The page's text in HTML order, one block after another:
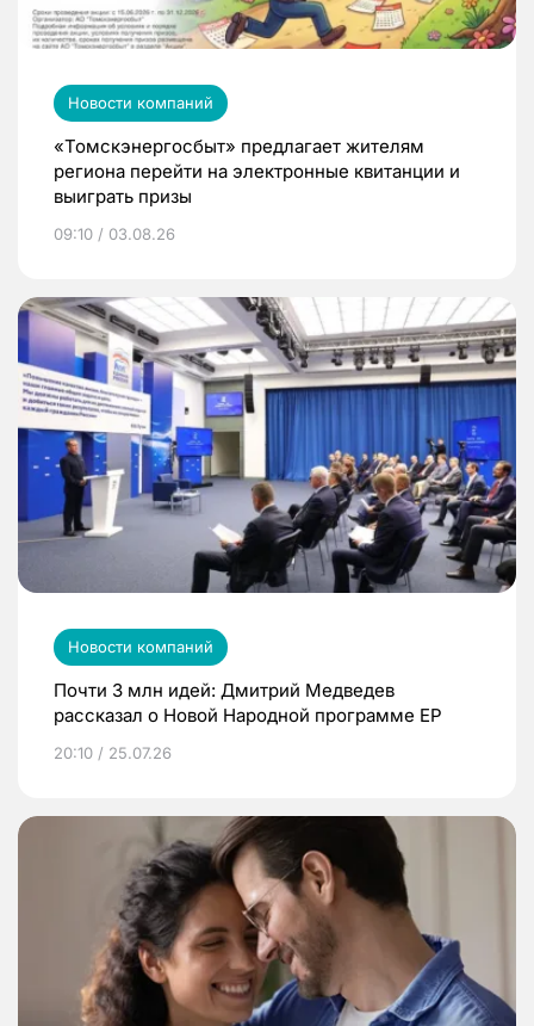
Новости компаний
«Томскэнергосбыт» предлагает жителям
региона перейти на электронные квитанции и
выиграть призы
09:10 / 03.08.26
Новости компаний
Почти 3 млн идей: Дмитрий Медведев
рассказал о Новой Народной программе ЕР
20:10 / 25.07.26